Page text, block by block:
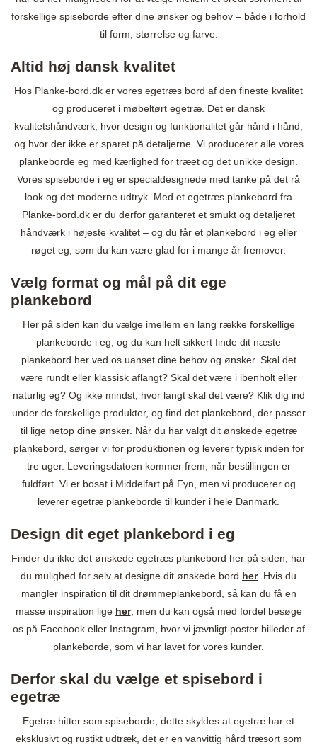
forskellige spiseborde efter dine ønsker og behov – både i forhold
til form, størrelse og farve.
Altid høj dansk kvalitet
Hos Planke-bord.dk er vores egetræs bord af den fineste kvalitet
og produceret i møbeltørt egetræ. Det er dansk
kvalitetshåndværk, hvor design og funktionalitet går hånd i hånd,
og hvor der ikke er sparet på detaljerne. Vi producerer alle vores
plankeborde eg med kærlighed for træet og det unikke design.
Vores spiseborde i eg er specialdesignede med tanke på det rå
look og det moderne udtryk. Med et egetræs plankebord fra
Planke-bord.dk er du derfor garanteret et smukt og detaljeret
håndværk i højeste kvalitet – og du får et plankebord i eg eller
røget eg, som du kan være glad for i mange år fremover.
Vælg format og mål på dit ege
plankebord
Her på siden kan du vælge imellem en lang række forskellige
plankeborde i eg, og du kan helt sikkert finde dit næste
plankebord her ved os uanset dine behov og ønsker. Skal det
være rundt eller klassisk aflangt? Skal det være i ibenholt eller
naturlig eg? Og ikke mindst, hvor langt skal det være? Klik dig ind
under de forskellige produkter, og find det plankebord, der passer
til lige netop dine ønsker. Når du har valgt dit ønskede egetræ
plankebord, sørger vi for produktionen og leverer typisk inden for
tre uger. Leveringsdatoen kommer frem, når bestillingen er
fuldført. Vi er bosat i Middelfart på Fyn, men vi producerer og
leverer egetræ plankeborde til kunder i hele Danmark.
Design dit eget plankebord i eg
Finder du ikke det ønskede egetræs plankebord her på siden, har
du mulighed for selv at designe dit ønskede bord her. Hvis du
mangler inspiration til dit drømmeplankebord, så kan du få en
masse inspiration lige her, men du kan også med fordel besøge
os på Facebook eller Instagram, hvor vi jævnligt poster billeder af
plankeborde, som vi har lavet for vores kunder.
Derfor skal du vælge et spisebord i
egetræ
Egetræ hitter som spiseborde, dette skyldes at egetræ har et
eksklusivt og rustikt udtræk, det er en vanvittig hård træsort som